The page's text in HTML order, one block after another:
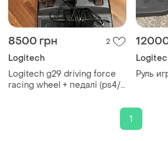
8500 грн 2
Logitech
Logitech g29 driving force
racing wheel + педалі (ps4/
Руль
1